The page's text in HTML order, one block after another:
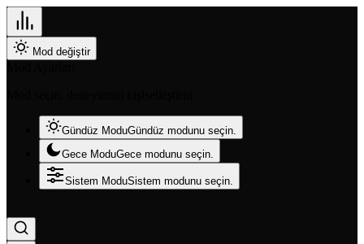
Mod değiştir
Gündüz ModuGündüz modunu seçin.
Gece ModuGece modunu seçin.
Sistem ModuSistem modunu seçin.